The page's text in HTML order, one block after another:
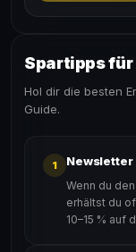
Spartipps für
Hol dir die besten
Guide.
1
Wenn du
erhältst du
10–15 % auf